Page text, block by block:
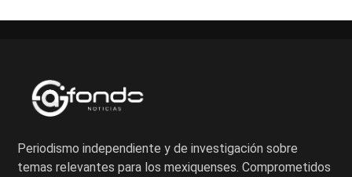
Periodismo independiente y de investigación sobre
temas relevantes para los mexiquenses. Comprometidos